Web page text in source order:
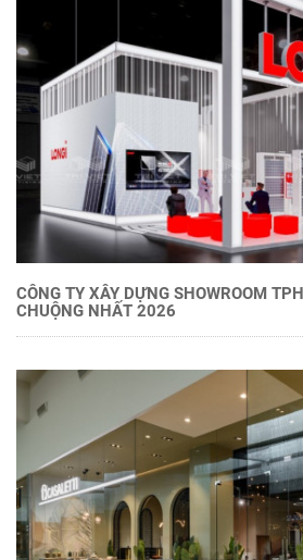
CÔNG TY XÂY DỰNG SHOWROOM
CHUỘNG NHẤT 2026